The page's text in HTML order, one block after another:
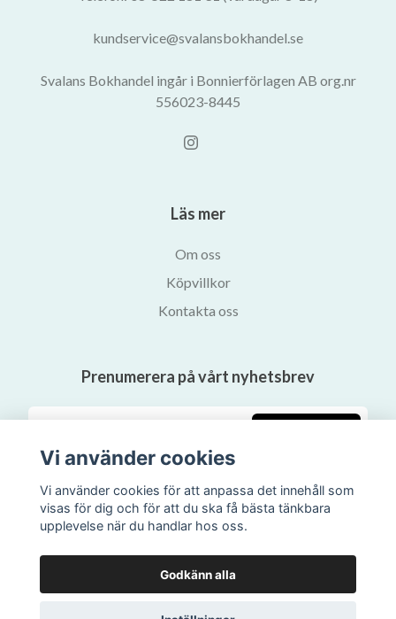
kundservice@svalansbokhandel.se
Svalans Bokhandel ingår i Bonnierförlagen AB org.nr
556023-8445
Läs mer
Om oss
Köpvillkor
Kontakta oss
Prenumerera på vårt nyhetsbrev
Vi använder cookies
Vi använder cookies för att anpassa det innehåll som
visas för dig och för att du ska få bästa tänkbara
upplevelse när du handlar hos oss.
Godkänn alla